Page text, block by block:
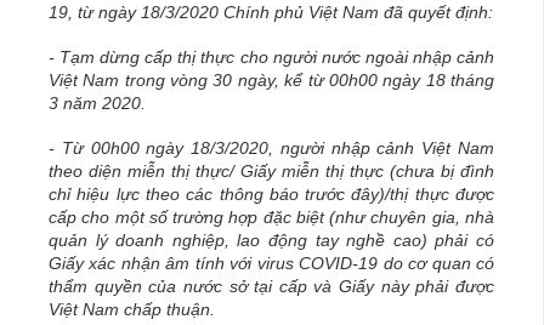
19, từ ngày 18/3/2020 Chính phủ Việt Nam đã quyết định:
- Tạm dừng cấp thị thực cho người nước ngoài nhập cảnh
Việt Nam trong vòng 30 ngày, kể từ 00h00 ngày 18 tháng
3 năm 2020.
- Từ 00h00 ngày 18/3/2020, người nhập cảnh Việt Nam
theo diện miễn thị thực/ Giấy miễn thị thực (chưa bị đình
chỉ hiệu lực theo các thông báo trước đây)/thị thực được
cấp cho một số trường hợp đặc biệt (như chuyên gia, nhà
quản lý doanh nghiệp, lao động tay nghề cao) phải có
Giấy xác nhận âm tính với virus COVID-19 do cơ quan có
thẩm quyền của nước sở tại cấp và Giấy này phải được
Việt Nam chấp thuận.